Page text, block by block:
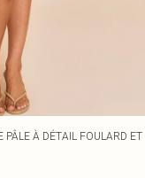
PÂLE À DÉTAIL FOULARD ET